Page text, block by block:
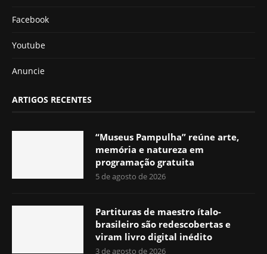
Facebook
Youtube
Anuncie
ARTIGOS RECENTES
“Museus Pampulha” reúne arte,
memória e natureza em
programação gratuita
5 de agosto de 2026
Partituras de maestro ítalo-
brasileiro são redescobertas e
viram livro digital inédito
3 de agosto de 2026